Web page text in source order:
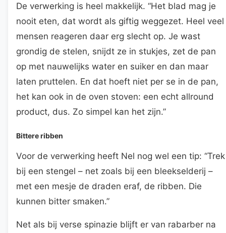
De verwerking is heel makkelijk. “Het blad mag je
nooit eten, dat wordt als giftig weggezet. Heel veel
mensen reageren daar erg slecht op. Je wast
grondig de stelen, snijdt ze in stukjes, zet de pan
op met nauwelijks water en suiker en dan maar
laten pruttelen. En dat hoeft niet per se in de pan,
het kan ook in de oven stoven: een echt allround
product, dus. Zo simpel kan het zijn.”
Bittere ribben
Voor de verwerking heeft Nel nog wel een tip: “Trek
bij een stengel – net zoals bij een bleekselderij –
met een mesje de draden eraf, de ribben. Die
kunnen bitter smaken.”
Net als bij verse spinazie blijft er van rabarber na